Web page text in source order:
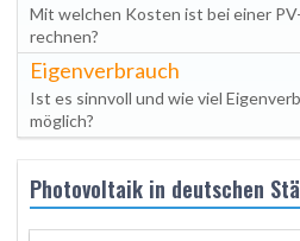
Mit welchen Kosten ist bei einer
rechnen?
Eigenverbrauch
Ist es sinnvoll und wie viel
möglich?
Photovoltaik in deutschen